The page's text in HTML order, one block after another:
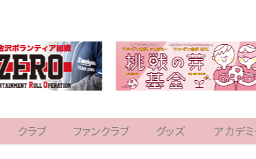
クラブ ファンクラブ グッズ アカデ